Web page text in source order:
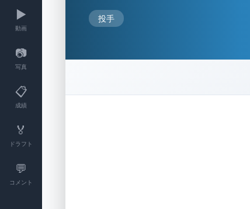
▶️
動画
📷
写真
📋
成績
🏅
ドラフト
💬
コメント
投手